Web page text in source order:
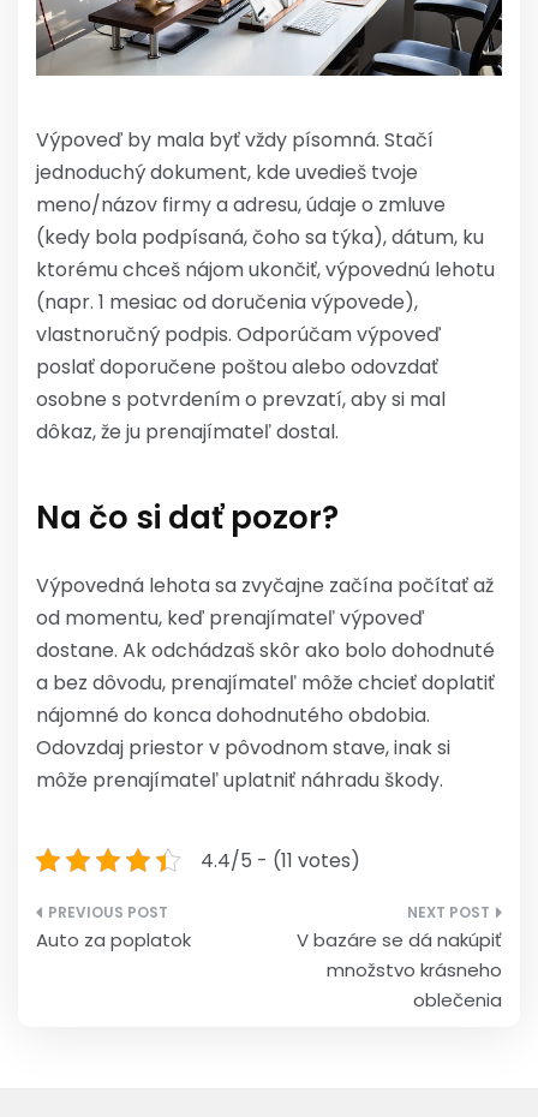
Výpoveď by mala byť vždy písomná. Stačí
jednoduchý dokument, kde uvedieš tvoje
meno/názov firmy a adresu, údaje o zmluve
(kedy bola podpísaná, čoho sa týka), dátum, ku
ktorému chceš nájom ukončiť, výpovednú lehotu
(napr. 1 mesiac od doručenia výpovede),
vlastnoručný podpis. Odporúčam výpoveď
poslať doporučene poštou alebo odovzdať
osobne s potvrdením o prevzatí, aby si mal
dôkaz, že ju prenajímateľ dostal.
Na čo si dať pozor?
Výpovedná lehota sa zvyčajne začína počítať až
od momentu, keď prenajímateľ výpoveď
dostane. Ak odchádzaš skôr ako bolo dohodnuté
a bez dôvodu, prenajímateľ môže chcieť doplatiť
nájomné do konca dohodnutého obdobia.
Odovzdaj priestor v pôvodnom stave, inak si
môže prenajímateľ uplatniť náhradu škody.
4.4/5 - (11 votes)
Navigace
Auto za poplatok
V bazáre se dá nakúpiť
množstvo krásneho
oblečenia